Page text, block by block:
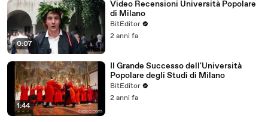
0:07
Video Recensioni Università Popolare
di Milano
BitEditor
2 anni fa
1:44
Il Grande Successo dell'Università
Popolare degli Studi di Milano
BitEditor
2 anni fa